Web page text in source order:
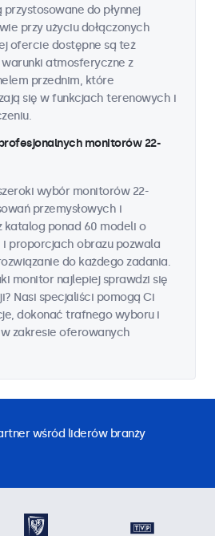
do płynnej
przy użyciu dołączonych
ofercie dostępne są też
atmosferyczne z
przednim, które
się w funkcjach terenowych i
monitorów 22-
wybór monitorów 22-
przemysłowych i
katalog ponad 60 modeli o
proporcjach obrazu pozwala
do każdego zadania.
monitor najlepiej sprawdzi się
Nasi specjaliści pomogą Ci
dokonać trafnego wyboru i
zakresie oferowanych
wśród liderów branży